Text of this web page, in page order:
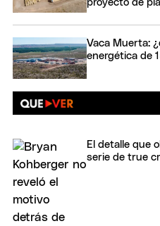
proyecto de
Vaca Muerta:
energética de
El detalle que
serie de true